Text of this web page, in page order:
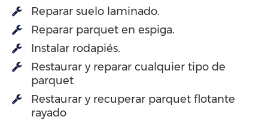
Reparar suelo laminado.
Reparar parquet en espiga.
Instalar rodapiés.
Restaurar y reparar cualquier tipo de
parquet
Restaurar y recuperar parquet flotante
rayado